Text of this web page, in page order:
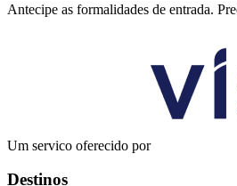
Antecipe as formalidades de entrada.
Um servico oferecido por
Destinos